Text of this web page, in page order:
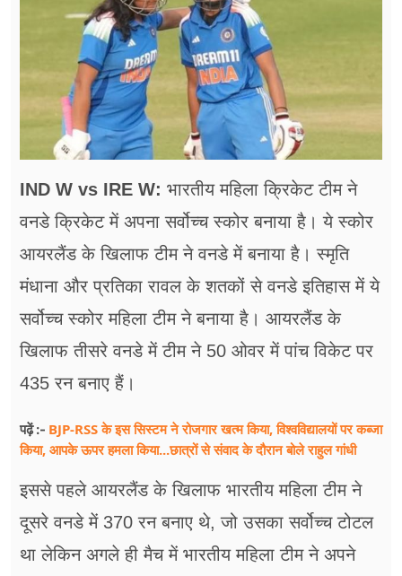
जॉब्स
अन्य खबरें
IND W vs IRE W: भारतीय महिला क्रिकेट टीम ने
वनडे क्रिकेट में अपना सर्वोच्च स्कोर बनाया है। ये स्कोर
आयरलैंड के खिलाफ टीम ने वनडे में बनाया है। स्मृति
मंधाना और प्रतिका रावल के शतकों से वनडे इतिहास में ये
सर्वोच्च स्कोर महिला टीम ने बनाया है। आयरलैंड के
खिलाफ तीसरे वनडे में टीम ने 50 ओवर में पांच विकेट पर
435 रन बनाए हैं।
पढ़ें :- BJP-RSS के इस सिस्टम ने रोजगार खत्म किया, विश्वविद्यालयों पर कब्जा
किया, आपके ऊपर हमला किया...छात्रों से संवाद के दौरान बोले राहुल गांधी
इससे पहले आयरलैंड के खिलाफ भारतीय महिला टीम ने
दूसरे वनडे में 370 रन बनाए थे, जो उसका सर्वोच्च टोटल
था लेकिन अगले ही मैच में भारतीय महिला टीम ने अपने